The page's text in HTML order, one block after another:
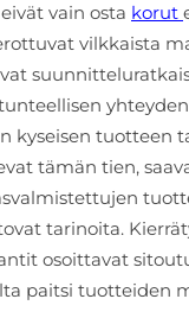
vain osta korut
vilkkaista
tuotteen
tämän tien,
tarinoita.
osoittavat
paitsi tuotteiden